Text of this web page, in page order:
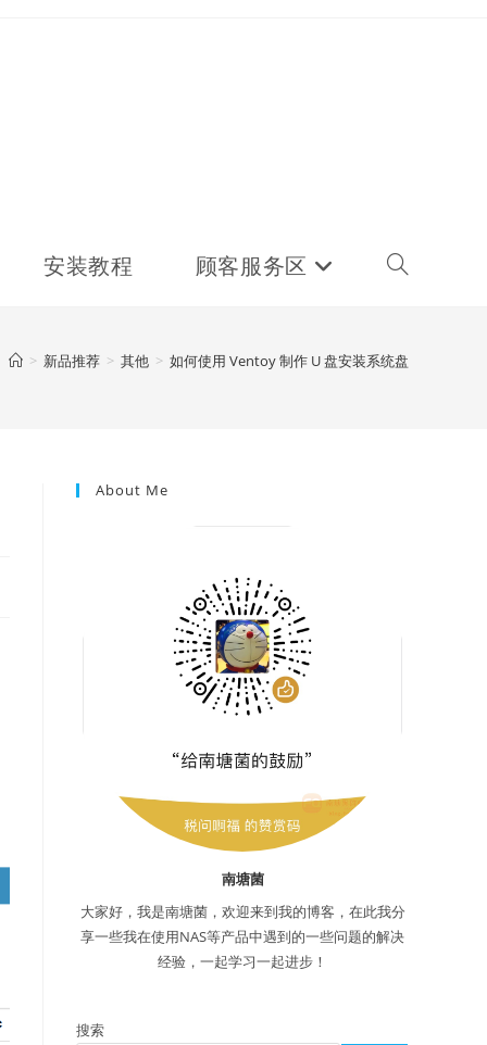
安装教程 顾客服务区 Toggle
> 新品推荐 > 其他 > 如何使用 Ventoy 制作 U 盘安装系统盘
About Me
南塘菌
大家好，我是南塘菌，欢迎来到我的博客，在此我分
享一些我在使用NAS等产品中遇到的一些问题的解决
经验，一起学习一起进步！
搜索